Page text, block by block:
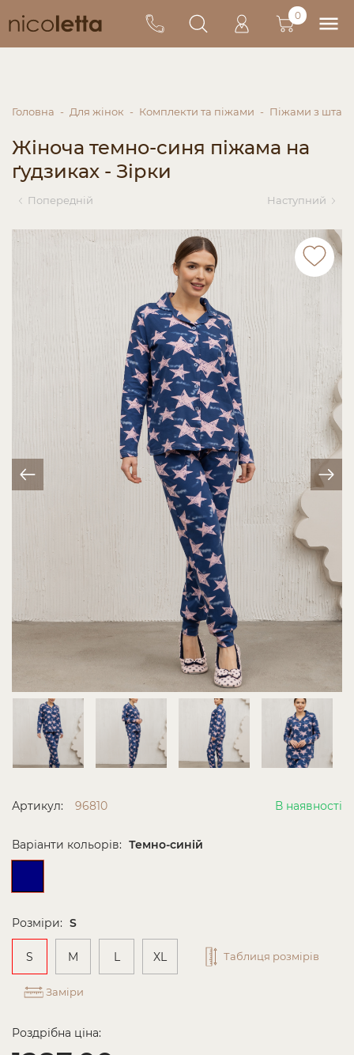
0
Головна Для жінок Комплекти та піжами Піжами з
Жіноча темно-синя піжама на
ґудзиках - Зірки
Попередній Наступний
Артикул: 96810 В наявності
Варіанти кольорів: Темно-синій
Розміри: S
S M L XL Таблиця розмірів
Заміри
Роздрібна ціна: